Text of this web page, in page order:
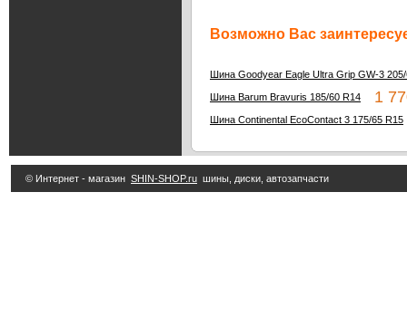
Возможно Вас
Шина Goodyear Eagle Ultra Grip GW-3
Шина Barum Bravuris 185/60 R14 1
Шина Continental EcoContact 3 175/65 R15
© Интернет - магазин SHIN-SHOP.ru шины, диски, автозапчасти